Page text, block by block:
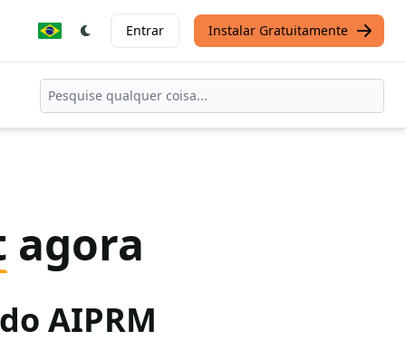
Entrar Instalar Gratuitamente
agora
AIPRM